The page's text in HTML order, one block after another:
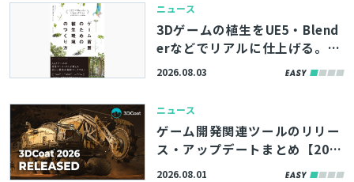
着100名まで参加者募集中
ニュース
3Dゲームの植生をUE5・Blend
erなどでリアルに仕上げる。書
籍『ゲーム背景のための植生環
2026.08.03
ニュース
ゲーム開発関連ツールのリリー
ス・アップデートまとめ【202
6/8/1】
2026.08.01